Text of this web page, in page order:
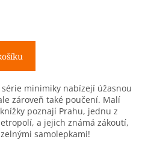
minimiky nabízejí úžasnou
zároveň také poučení. Malí
poznají Prahu, jednu z
a jejich známá zákoutí,
samolepkami!